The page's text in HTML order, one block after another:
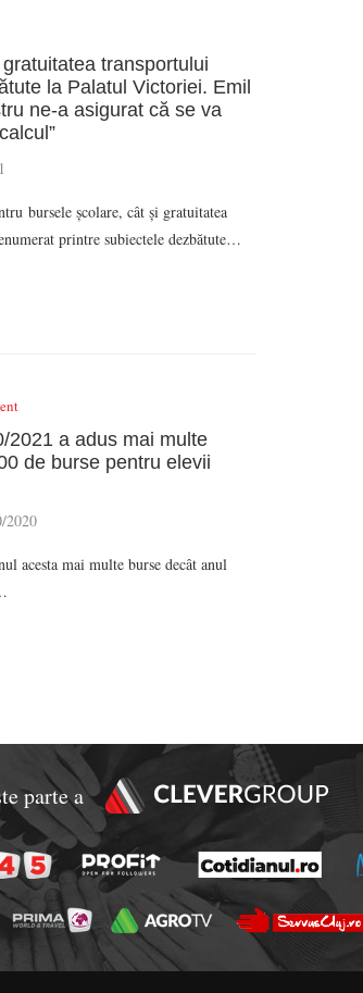
transportului
la Palatul Victoriei. Emil
ne-a asigurat că se va
bursele școlare, cât și gratuitatea
printre subiectele dezbătute…
2021 a adus mai multe
de burse pentru elevii
2020
acesta mai multe burse decât anul
parte a